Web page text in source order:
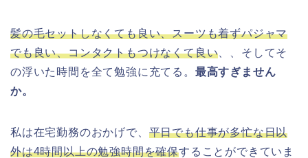
髪の毛セットしなくても良い、スーツも着ずパジャマ
でも良い、コンタクトもつけなくて良い 、、そしてそ
の浮いた時間を全て勉強に充てる。 最高すぎません
か。
私は在宅勤務のおかげで、 平日でも仕事が多忙な日以
外は4時間以上の勉強時間を確保することができていま